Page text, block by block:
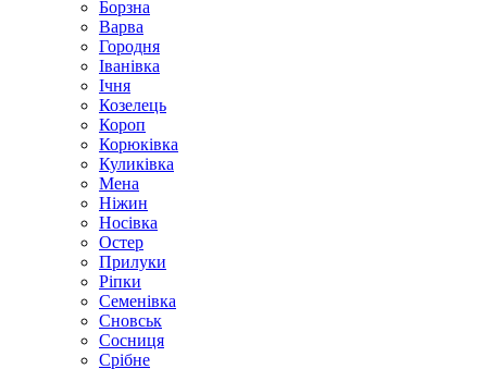
Борзна
Варва
Городня
Іванівка
Ічня
Козелець
Короп
Корюківка
Куликівка
Мена
Ніжин
Носівка
Остер
Прилуки
Ріпки
Семенівка
Сновськ
Сосниця
Срібне